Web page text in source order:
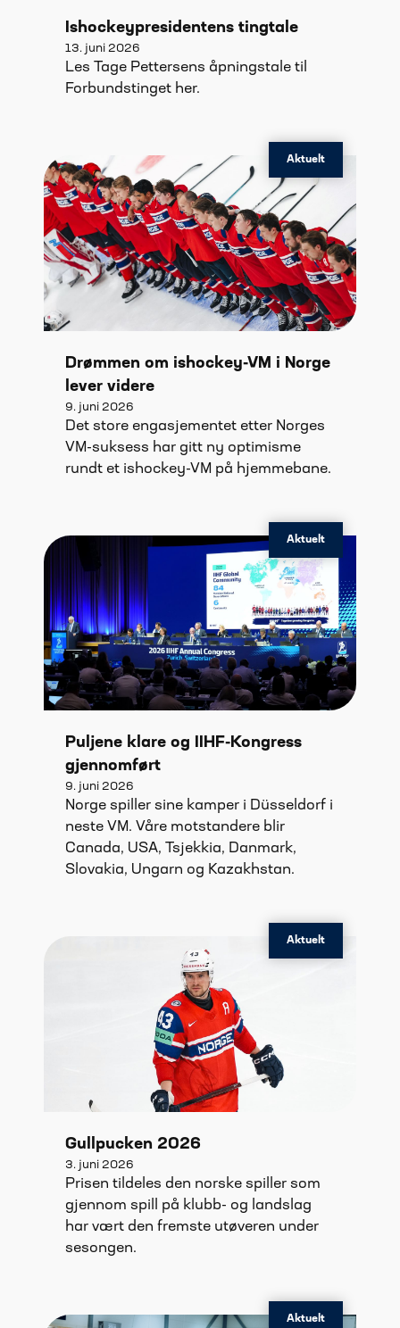
Ishockeypresidentens tingtale
13. juni 2026
Les Tage Pettersens åpningstale til
Forbundstinget her.
Aktuelt
Drømmen om ishockey-VM i Norge
lever videre
9. juni 2026
Det store engasjementet etter Norges
VM-suksess har gitt ny optimisme
rundt et ishockey-VM på hjemmebane.
Aktuelt
Puljene klare og IIHF-Kongress
gjennomført
9. juni 2026
Norge spiller sine kamper i Düsseldorf i
neste VM. Våre motstandere blir
Canada, USA, Tsjekkia, Danmark,
Slovakia, Ungarn og Kazakhstan.
Aktuelt
Gullpucken 2026
3. juni 2026
Prisen tildeles den norske spiller som
gjennom spill på klubb- og landslag
har vært den fremste utøveren under
sesongen.
Aktuelt